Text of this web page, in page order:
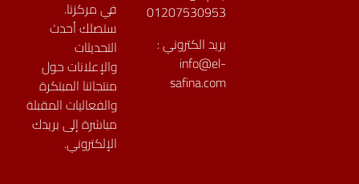
01207530953
بريد الكتروني :
info@el-
safina.com
في مركزنا.
ستصلك أحدث
التحديثات
والإعلانات حول
منتجاتنا المبتكرة
والفعاليات المقبلة
مباشرة إلى بريدك
الإلكتروني.